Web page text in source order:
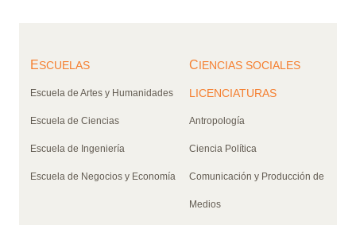
ESCUELAS
Escuela de Artes y Humanidades
Escuela de Ciencias
Escuela de Ingeniería
Escuela de Negocios y Economía
CIENCIAS SOCIALES
LICENCIATURAS
Antropología
Ciencia Política
Comunicación y Producción de
Medios